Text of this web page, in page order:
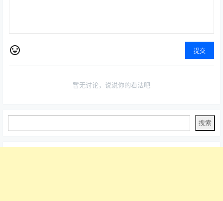
提交
暂无讨论，说说你的看法吧